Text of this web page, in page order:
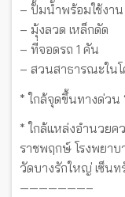
– ปั้มน้ำพร้อมใช้งาน
– มุ้งลวด เหล็กดัด
– ที่จอดรถ 1 คัน
– สวนสาธารณะในโ
* ใกล้จุดขึ้นทางด่วน
* ใกล้แหล่งอำนวยค
ราชพฤกษ์​ โรงพยาบ
วัดบางรักใหญ่ เซ็นท
———————–